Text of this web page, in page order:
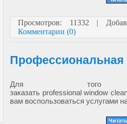
Просмотров: 11332 |
Комментарии (0)
Профессиональная
Для того
заказать professional window
вам воспользоваться услугами